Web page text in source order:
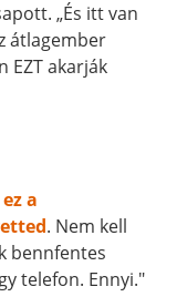
„És itt van
átlagember
EZT akarják
ez a
. Nem kell
bennfentes
telefon. Ennyi."